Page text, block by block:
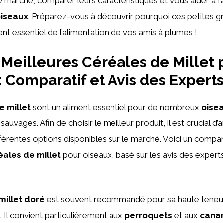
. Préparez-vous à découvrir pourquoi ces petites
essentiel de l’alimentation de vos amis à plumes !
Céréales de Millet
Comparatif et Avis des Experts
millet sont un aliment essentiel pour de nombreux
Afin de choisir le meilleur produit, il est crucial
options disponibles sur le marché. Voici un
de millet pour oiseaux, basé sur les avis des
doré est souvent recommandé pour sa haute
Il convient particulièrement aux perroquets et aux